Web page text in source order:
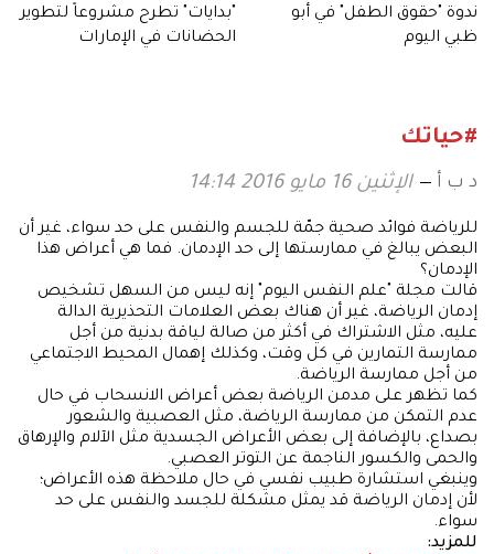
ندوة "حقوق الطفل" في أبو
ظبي اليوم
"بدايات" تطرح مشروعاً لتطوير
الحضانات في الإمارات
#حياتك
د ب أ الإثنين 16 مايو 2016 14:14
للرياضة فوائد صحية جمّة للجسم والنفس على حد سواء، غير أن
البعض يبالغ في ممارستها إلى حد الإدمان. فما هي أعراض هذا
الإدمان؟
قالت مجلة "علم النفس اليوم" إنه ليس من السهل تشخيص
إدمان الرياضة، غير أن هناك بعض العلامات التحذيرية الدالة
عليه، مثل الاشتراك في أكثر من صالة لياقة بدنية من أجل
ممارسة التمارين في كل وقت، وكذلك إهمال المحيط الاجتماعي
من أجل ممارسة الرياضة.
كما تظهر على مدمن الرياضة بعض أعراض الانسحاب في حال
عدم التمكن من ممارسة الرياضة، مثل العصبية والشعور
بصداع، بالإضافة إلى بعض الأعراض الجسدية مثل الآلام والإرهاق
والحمى والكسور الناجمة عن التوتر العصبي.
وينبغي استشارة طبيب نفسي في حال ملاحظة هذه الأعراض؛
لأن إدمان الرياضة قد يمثل مشكلة للجسد والنفس على حد
سواء.
للمزيد: